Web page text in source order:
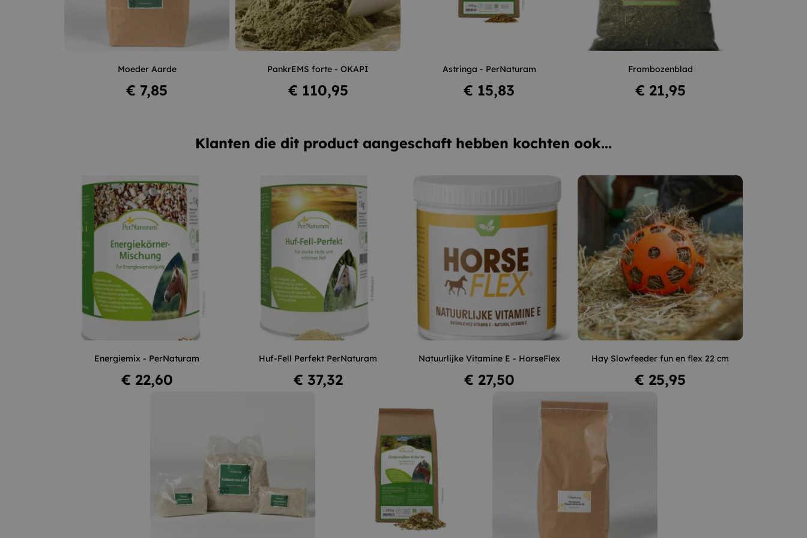
Moeder Aarde
Prijs
€ 7,85
+
In winkelwagen
PankrEMS forte - OKAPI
Prijs
€ 110,95
– +
In winkelwagen
Astringa - PerNaturam
Prijs
€ 15,83
In winkelwagen
Frambozenblad
Prijs
€ 21,95
–
In winkelwagen
Klanten die dit product aangeschaft hebben kochten ook...
Energiemix - PerNaturam
Prijs
€ 22,60
+
Niet op voorraad
Huf-Fell Perfekt PerNaturam
Prijs
€ 37,32
– +
In winkelwagen
Natuurlijke Vitamine E - HorseFlex
Prijs
€ 27,50
In winkelwagen
Hay Slowfeeder fun en flex 22 cm
Prijs
€ 25,95
OranjeGroenRoze
– +
In winkelwagen